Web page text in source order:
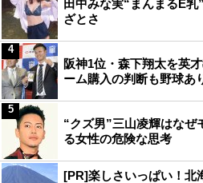
田中みな実“まんまるE
ざとさ
阪神1位・森下翔太を英
ーム購入の判断も野球あ
4
“クズ男”三山凌輝はなぜ
る女性の危険な思考
5
[PR]楽しさいっぱい！北